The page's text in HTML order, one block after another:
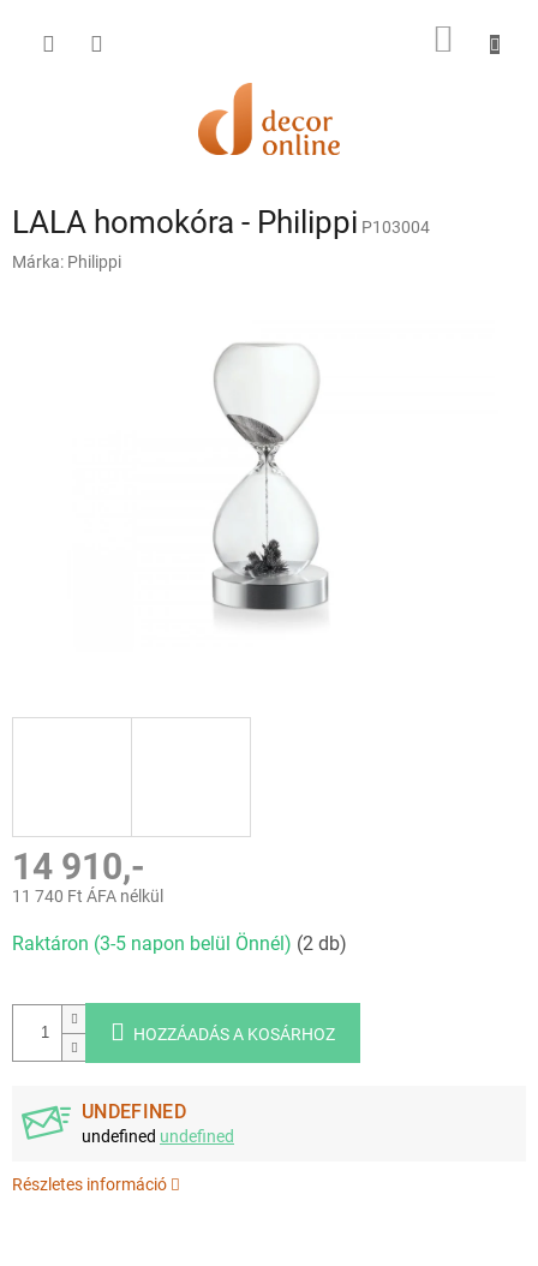
KOSÁR
LALA homokóra - Philippi P103004
Márka: Philippi
14 910,-
11 740 Ft ÁFA nélkül
Raktáron (3-5 napon belül Önnél) (2 db)
HOZZÁADÁS A KOSÁRHOZ
UNDEFINED
undefined undefined
Részletes információ